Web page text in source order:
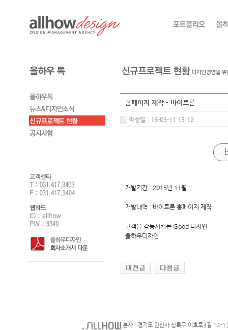
홈페이지 제작 - 바이트론
작성일 : 16-03-11 13:12
개발기간 : 2015년 11월
개발내역 : 바이트론 홈페이지 제작
고객을 감동시키는 Good 디자인
올하우디자인
본사 : 경기도 안산사 상록구 이호로3길 14-